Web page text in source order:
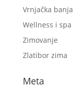
Vrnjačka banja
Wellness i spa
Zimovanje
Zlatibor zima
Meta